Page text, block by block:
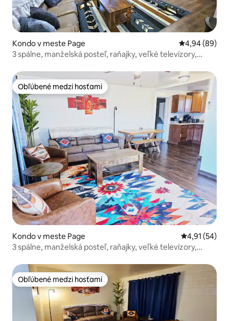
Kondo v meste Page Priemerné
4,94 (89)
3 spálne, manželská posteľ, raňajky, veľké televízory,
Obľúbené medzi hosťami
Obľúbené medzi hosťami
Kondo v meste Page Priemerné
4,91 (54)
3 spálne, manželská posteľ, raňajky, veľké televízory,
Obľúbené medzi hosťami
Obľúbené medzi hosťami